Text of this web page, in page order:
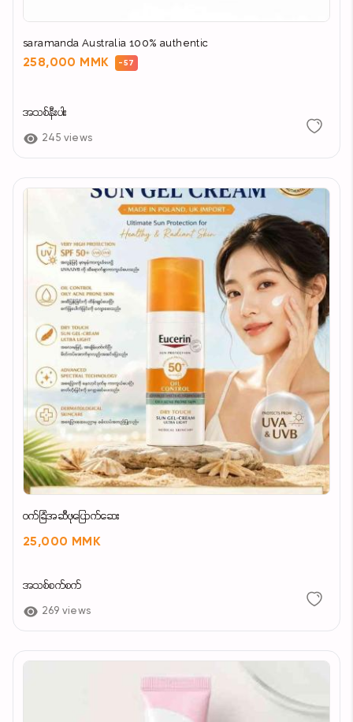
saramanda Australia 100% authentic
258,000 MMK -57
အသစ်နီးပါး
245 views
၀က်ခြံအဆီဖုပြောက်ဆေး
25,000 MMK
အသစ်စက်စက်
269 views